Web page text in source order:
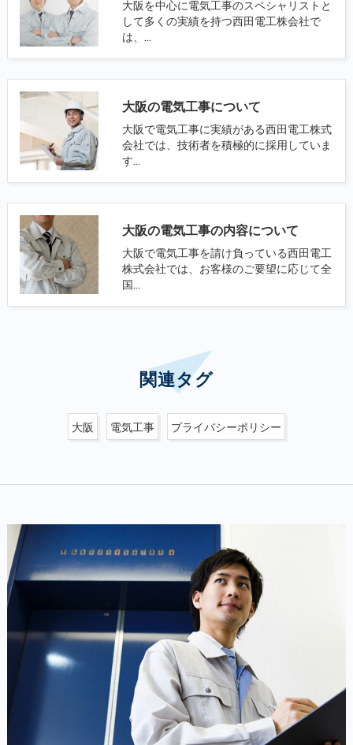
大阪を中心に電気工事のスペシャリストと
して多くの実績を持つ西田電工株会社で
は、…
大阪の電気工事について
大阪で電気工事に実績がある西田電工株式
会社では、技術者を積極的に採用していま
す…
大阪の電気工事の内容について
大阪で電気工事を請け負っている西田電工
株式会社では、お客様のご要望に応じて全
国…
関連タグ
大阪 電気工事 プライバシーポリシー